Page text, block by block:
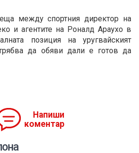
между спортния директор на
и агентите на Роналд Араухо в
позиция на уругвайският
да обяви дали е готов да
Напиши
коментар